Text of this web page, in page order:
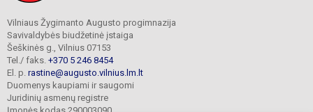
Vilniaus Žygimanto Augusto progimnazija
Savivaldybės biudžetinė įstaiga
Šeškinės g., Vilnius 07153
Tel./ faks. +370 5 246 8454
El. p. rastine@augusto.vilnius.lm.lt
Duomenys kaupiami ir saugomi
Juridinių asmenų registre